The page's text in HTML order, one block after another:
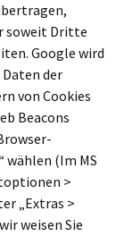
soweit Dritte
Google wird
der
von Cookies
Beacons
wählen (Im MS
>
„Extras >
weisen Sie